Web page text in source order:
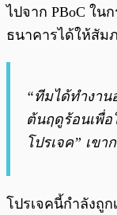
ไปจาก PBoC ใน
ธนาคารได้ให้สัม
“ทีมได้ทำงา
ต้นฤดูร้อนเพื่อ
โปรเจค” เขา
โปรเจคนี้กำลังถูก